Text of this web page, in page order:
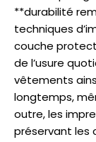
**durabilité
techniques
couche
de l’usure
vêtements
longtemps,
outre, les
préservant les